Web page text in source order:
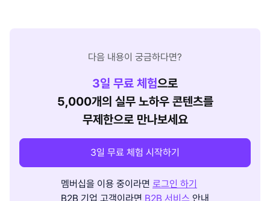
다음 내용이 궁금하다면?
3일 무료 체험으로
5,000개의 실무 노하우 콘텐츠를
무제한으로 만나보세요
3일 무료 체험 시작하기
멤버십을 이용 중이라면 로그인 하기
B2B 기업 고객이라면 B2B 서비스 안내